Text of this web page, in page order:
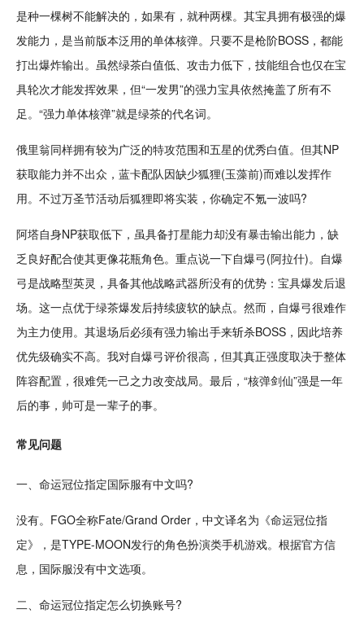
是种一棵树不能解决的，如果有，就种两棵。其宝具拥有极强的爆
发能力，是当前版本泛用的单体核弹。只要不是枪阶BOSS，都能
打出爆炸输出。虽然绿茶白值低、攻击力低下，技能组合也仅在宝
具轮次才能发挥效果，但“一发男”的强力宝具依然掩盖了所有不
足。“强力单体核弹”就是绿茶的代名词。
俄里翁同样拥有较为广泛的特攻范围和五星的优秀白值。但其NP
获取能力并不出众，蓝卡配队因缺少狐狸(玉藻前)而难以发挥作
用。不过万圣节活动后狐狸即将实装，你确定不氪一波吗?
阿塔自身NP获取低下，虽具备打星能力却没有暴击输出能力，缺
乏良好配合使其更像花瓶角色。重点说一下自爆弓(阿拉什)。自爆
弓是战略型英灵，具备其他战略武器所没有的优势：宝具爆发后退
场。这一点优于绿茶爆发后持续疲软的缺点。然而，自爆弓很难作
为主力使用。其退场后必须有强力输出手来斩杀BOSS，因此培养
优先级确实不高。我对自爆弓评价很高，但其真正强度取决于整体
阵容配置，很难凭一己之力改变战局。最后，“核弹剑仙”强是一年
后的事，帅可是一辈子的事。
常见问题
一、命运冠位指定国际服有中文吗?
没有。FGO全称Fate/Grand Order，中文译名为《命运冠位指
定》，是TYPE-MOON发行的角色扮演类手机游戏。根据官方信
息，国际服没有中文选项。
二、命运冠位指定怎么切换账号?